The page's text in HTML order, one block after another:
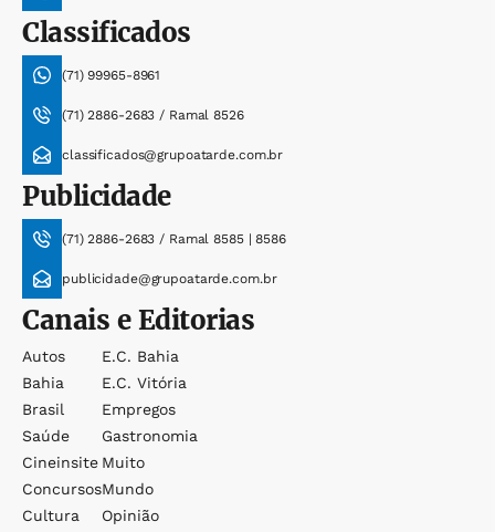
Classificados
(71) 99965-8961
(71) 2886-2683 / Ramal 8526
classificados@grupoatarde.com.br
Publicidade
(71) 2886-2683 / Ramal 8585 | 8586
publicidade@grupoatarde.com.br
Canais e Editorias
Autos
Bahia
Brasil
Saúde
Cineinsite
Concursos
Cultura
E.c. Bahia
E.c. Vitória
Empregos
Gastronomia
Muito
Mundo
Opinião